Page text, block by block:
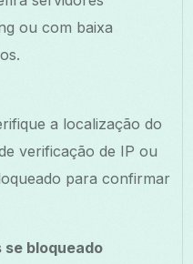
ou com baixa
a localização do
verificação de IP ou
para confirmar
se bloqueado